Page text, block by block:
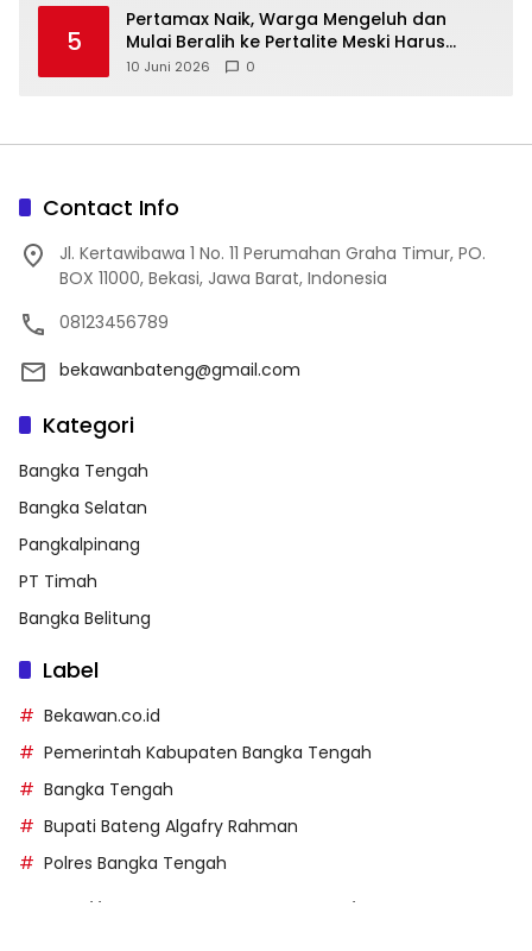
5
‎Pertamax Naik, Warga Mengeluh dan
Mulai Beralih ke Pertalite Meski Harus
10 Juni 2026 0
Contact Info
Jl. Kertawibawa 1 No. 11 Perumahan Graha Timur, PO.
BOX 11000, Bekasi, Jawa Barat, Indonesia
08123456789
bekawanbateng@gmail.com
Kategori
Bangka Tengah
Bangka Selatan
Pangkalpinang
PT Timah
Bangka Belitung
Label
Bekawan.co.id
Pemerintah Kabupaten Bangka Tengah
Bangka Tengah
Bupati Bateng Algafry Rahman
Polres Bangka Tengah